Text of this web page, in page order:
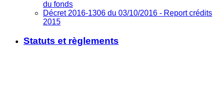
du fonds
Décret 2016-1306 du 03/10/2016 - Report crédits
2015
Statuts et règlements